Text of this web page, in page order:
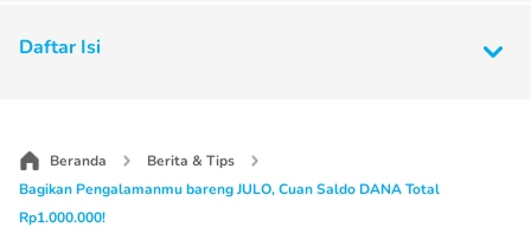
Main
Macet
Daftar Isi
Beranda
Berita & Tips
Bagikan Pengalamanmu bareng JULO, Cuan Saldo DANA Total
Rp1.000.000!